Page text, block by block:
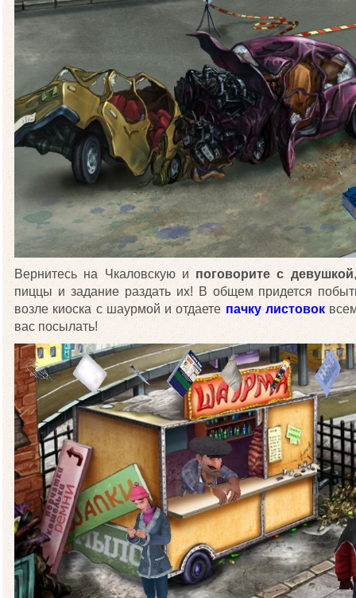
Вернитесь на Чкаловскую и поговорите с девушкой
пиццы и задание раздать их! В общем придется
возле киоска с шаурмой и отдаете пачку листовок
вас посылать!